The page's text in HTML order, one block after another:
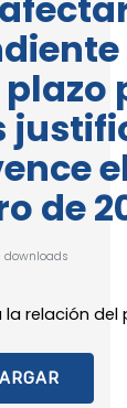
de
downloads
relación del